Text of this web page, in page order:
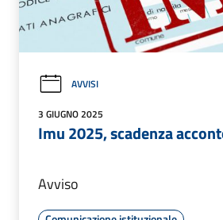
AVVISI
3 GIUGNO 2025
Imu 2025, scadenza
Avviso